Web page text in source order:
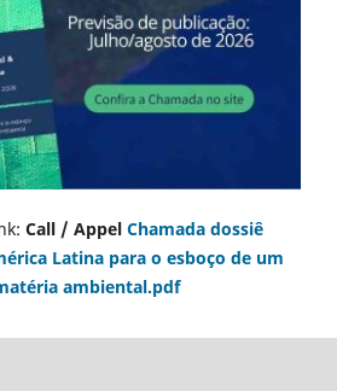
Call / Appel Chamada dossiê
Latina para o esboço de um
ambiental.pdf